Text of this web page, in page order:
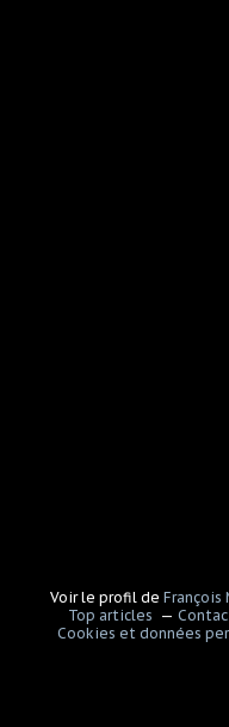
Voir le profil deFrançois
Top articles
Cookies et données